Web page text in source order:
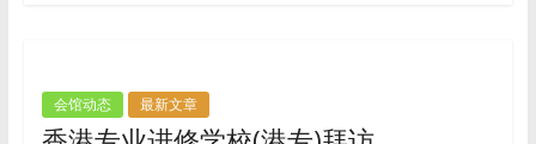
会馆动态 最新文章